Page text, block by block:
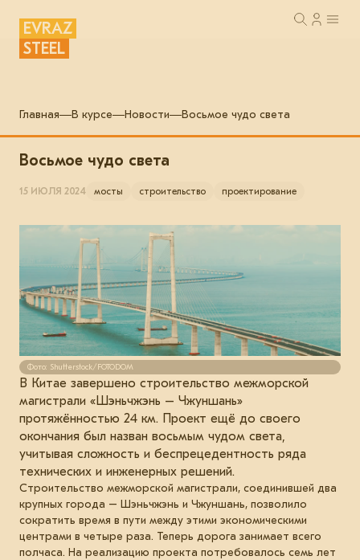
EVRAZ
STEEL
Главная В курсе Новости Восьмое чудо света
Восьмое чудо света
15 ИЮЛЯ 2024 мосты строительство проектирование
Фото: Shutterstock/FOTODOM
В Китае завершено строительство межморской
магистрали «Шэньчжэнь – Чжуншань»
протяжённостью 24 км. Проект ещё до своего
окончания был назван восьмым чудом света,
учитывая сложность и беспрецедентность ряда
технических и инженерных решений.
Строительство межморской магистрали, соединившей два
крупных города – Шэньчжэнь и Чжуншань, позволило
сократить время в пути между этими экономическими
центрами в четыре раза. Теперь дорога занимает всего
полчаса. На реализацию проекта потребовалось семь лет